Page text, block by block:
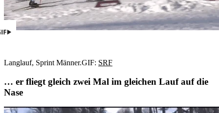
Langlauf, Sprint Männer.GIF: SRF
… er fliegt gleich zwei Mal im gleichen Lauf auf die
Nase